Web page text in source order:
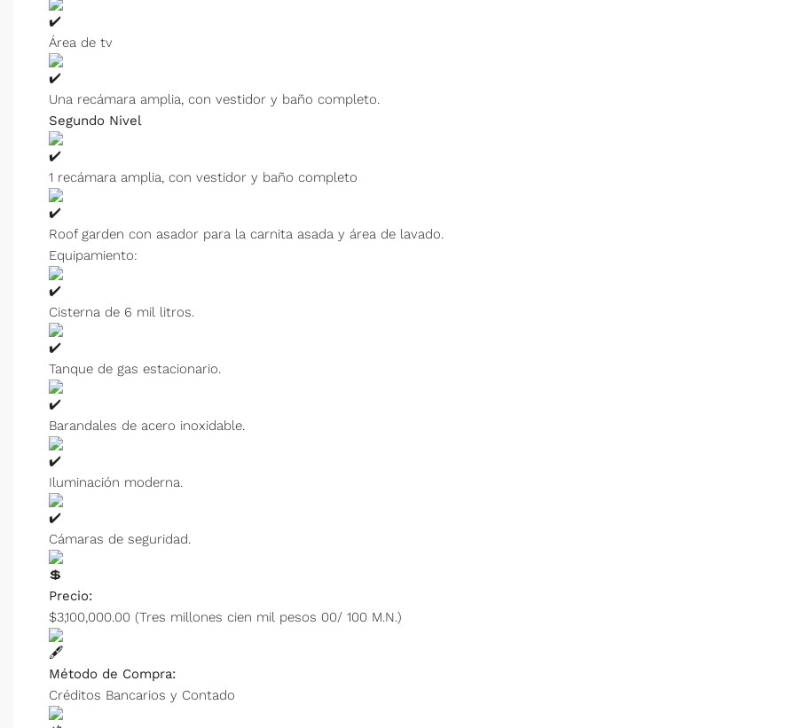
Área de tv
Una recámara amplia, con vestidor y baño completo.
Segundo Nivel
1 recámara amplia, con vestidor y baño completo
Roof garden con asador para la carnita asada y área de lavado.
Equipamiento:
Cisterna de 6 mil litros.
Tanque de gas estacionario.
Barandales de acero inoxidable.
Iluminación moderna.
Cámaras de seguridad.
Precio:
$3,100,000.00 (Tres millones cien mil pesos 00/ 100 M.N.)
Método de Compra:
Créditos Bancarios y Contado